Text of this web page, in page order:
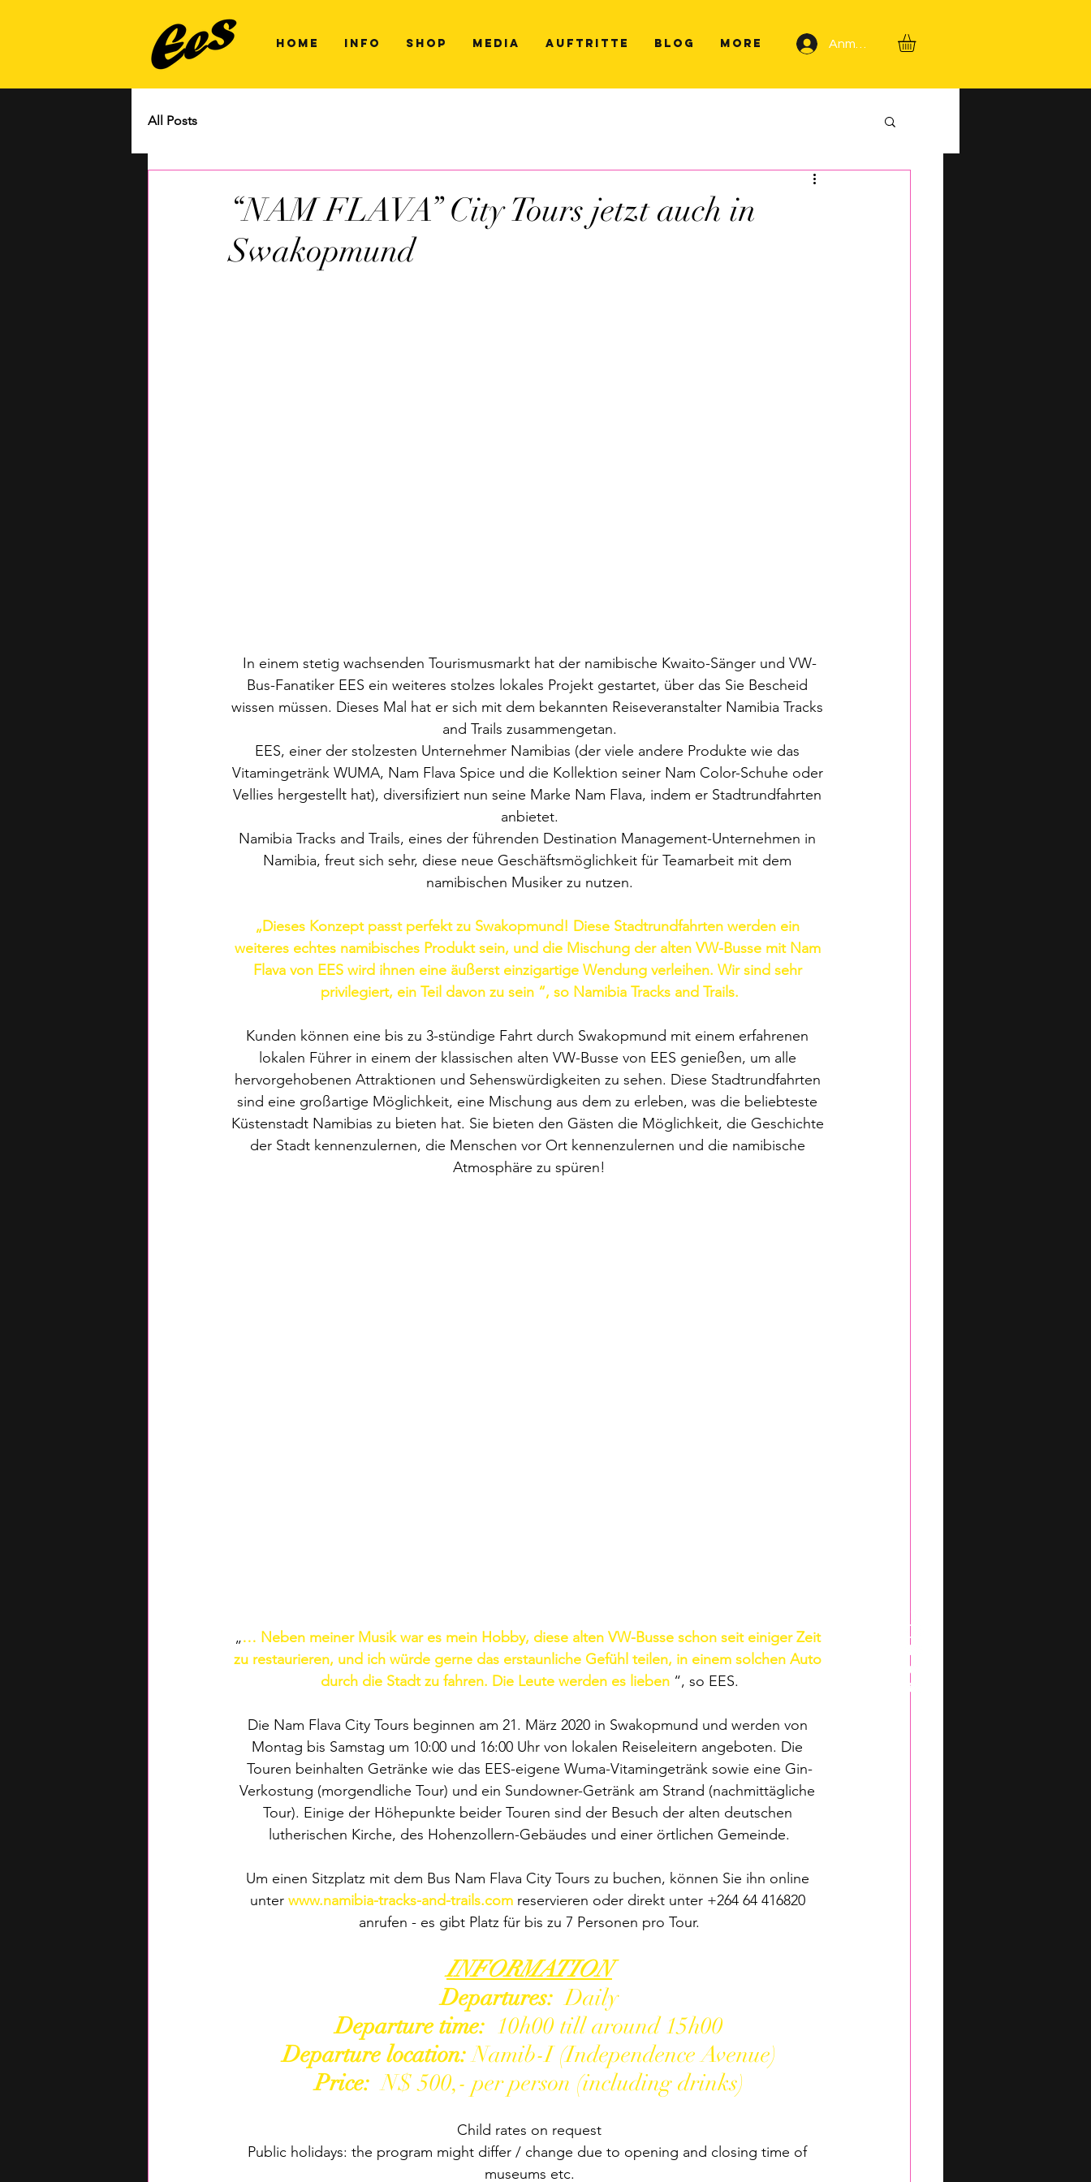
HOME INFO SHOP MEDIA AUFTRITTE BLOG More Anmelden
All Posts
“NAM FLAVA” City Tours jetzt auch in
Swakopmund
In einem stetig wachsenden Tourismusmarkt hat der namibische Kwaito-Sänger und VW-
Bus-Fanatiker EES ein weiteres stolzes lokales Projekt gestartet, über das Sie Bescheid
wissen müssen. Dieses Mal hat er sich mit dem bekannten Reiseveranstalter Namibia Tracks
and Trails zusammengetan.
EES, einer der stolzesten Unternehmer Namibias (der viele andere Produkte wie das
Vitamingetränk WUMA, Nam Flava Spice und die Kollektion seiner Nam Color-Schuhe oder
Vellies hergestellt hat), diversifiziert nun seine Marke Nam Flava, indem er Stadtrundfahrten
anbietet.
Namibia Tracks and Trails, eines der führenden Destination Management-Unternehmen in
Namibia, freut sich sehr, diese neue Geschäftsmöglichkeit für Teamarbeit mit dem
namibischen Musiker zu nutzen.
„Dieses Konzept passt perfekt zu Swakopmund! Diese Stadtrundfahrten werden ein
weiteres echtes namibisches Produkt sein, und die Mischung der alten VW-Busse mit Nam
Flava von EES wird ihnen eine äußerst einzigartige Wendung verleihen. Wir sind sehr
privilegiert, ein Teil davon zu sein “, so Namibia Tracks and Trails.
Kunden können eine bis zu 3-stündige Fahrt durch Swakopmund mit einem erfahrenen
lokalen Führer in einem der klassischen alten VW-Busse von EES genießen, um alle
hervorgehobenen Attraktionen und Sehenswürdigkeiten zu sehen. Diese Stadtrundfahrten
sind eine großartige Möglichkeit, eine Mischung aus dem zu erleben, was die beliebteste
Küstenstadt Namibias zu bieten hat. Sie bieten den Gästen die Möglichkeit, die Geschichte
der Stadt kennenzulernen, die Menschen vor Ort kennenzulernen und die namibische
Atmosphäre zu spüren!
„… Neben meiner Musik war es mein Hobby, diese alten VW-Busse schon seit einiger Zeit
zu restaurieren, und ich würde gerne das erstaunliche Gefühl teilen, in einem solchen Auto
durch die Stadt zu fahren. Die Leute werden es lieben “, so EES.
Die Nam Flava City Tours beginnen am 21. März 2020 in Swakopmund und werden von
Montag bis Samstag um 10:00 und 16:00 Uhr von lokalen Reiseleitern angeboten. Die
Touren beinhalten Getränke wie das EES-eigene Wuma-Vitamingetränk sowie eine Gin-
Verkostung (morgendliche Tour) und ein Sundowner-Getränk am Strand (nachmittägliche
Tour). Einige der Höhepunkte beider Touren sind der Besuch der alten deutschen
lutherischen Kirche, des Hohenzollern-Gebäudes und einer örtlichen Gemeinde.
Um einen Sitzplatz mit dem Bus Nam Flava City Tours zu buchen, können Sie ihn online
unter www.namibia-tracks-and-trails.com reservieren oder direkt unter +264 64 416820
anrufen - es gibt Platz für bis zu 7 Personen pro Tour.
INFORMATION
Departures: Daily
Departure time: 10h00 till around 15h00
Departure location: Namib-I (Independence Avenue)
Price: N$ 500,- per person (including drinks)
Child rates on request
Public holidays: the program might differ / change due to opening and closing time of
museums etc.